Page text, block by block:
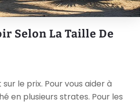
Selon La Taille De
le prix. Pour vous aider à
en plusieurs strates. Pour les